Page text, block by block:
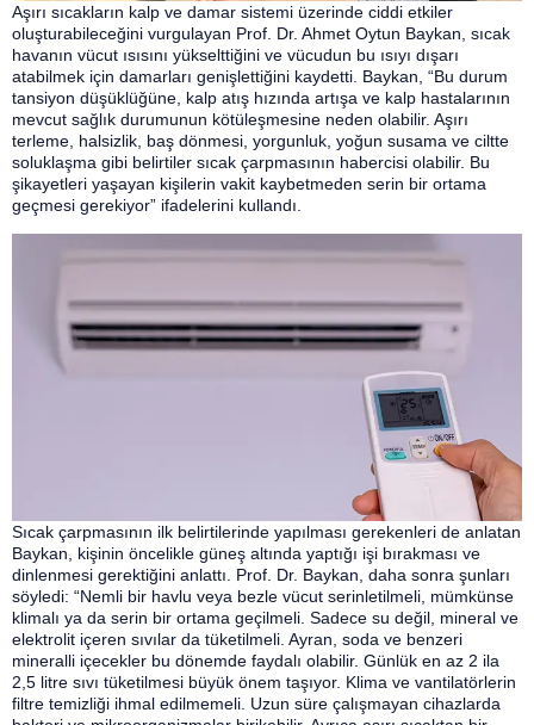
Aşırı sıcakların kalp ve damar sistemi üzerinde ciddi etkiler
oluşturabileceğini vurgulayan Prof. Dr. Ahmet Oytun Baykan, sıcak
havanın vücut ısısını yükselttiğini ve vücudun bu ısıyı dışarı
atabilmek için damarları genişlettiğini kaydetti. Baykan, “Bu durum
tansiyon düşüklüğüne, kalp atış hızında artışa ve kalp hastalarının
mevcut sağlık durumunun kötüleşmesine neden olabilir. Aşırı
terleme, halsizlik, baş dönmesi, yorgunluk, yoğun susama ve ciltte
soluklaşma gibi belirtiler sıcak çarpmasının habercisi olabilir. Bu
şikayetleri yaşayan kişilerin vakit kaybetmeden serin bir ortama
geçmesi gerekiyor” ifadelerini kullandı.
Sıcak çarpmasının ilk belirtilerinde yapılması gerekenleri de anlatan
Baykan, kişinin öncelikle güneş altında yaptığı işi bırakması ve
dinlenmesi gerektiğini anlattı. Prof. Dr. Baykan, daha sonra şunları
söyledi: “Nemli bir havlu veya bezle vücut serinletilmeli, mümkünse
klimalı ya da serin bir ortama geçilmeli. Sadece su değil, mineral ve
elektrolit içeren sıvılar da tüketilmeli. Ayran, soda ve benzeri
mineralli içecekler bu dönemde faydalı olabilir. Günlük en az 2 ila
2,5 litre sıvı tüketilmesi büyük önem taşıyor. Klima ve vantilatörlerin
filtre temizliği ihmal edilmemeli. Uzun süre çalışmayan cihazlarda